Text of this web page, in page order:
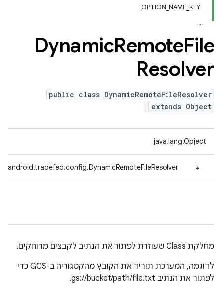
OPTION_NAME_KEY
DynamicRemoteFile
Resolver
public class DynamicRemoteFileResolver
extends Object
java.lang.Object
↳
מחלקת Class שעוזרת לפתור את הנתיב לקבצים מרוחקים.
לדוגמה, המערכת תוריד את הקובץ מהקטגוריה ב-GCS כדי
לפתור את הנתיב gs://bucket/path/file.txt.